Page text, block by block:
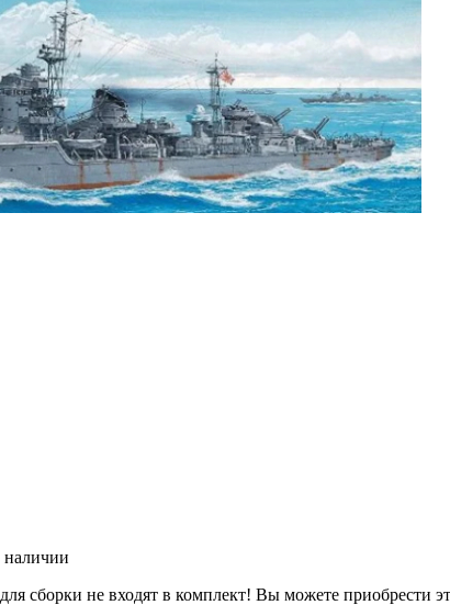
наличии
не входят в комплект! Вы можете приобрести